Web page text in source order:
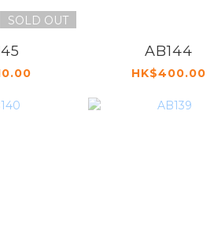
SOLD OUT
AB144
HK$400.00